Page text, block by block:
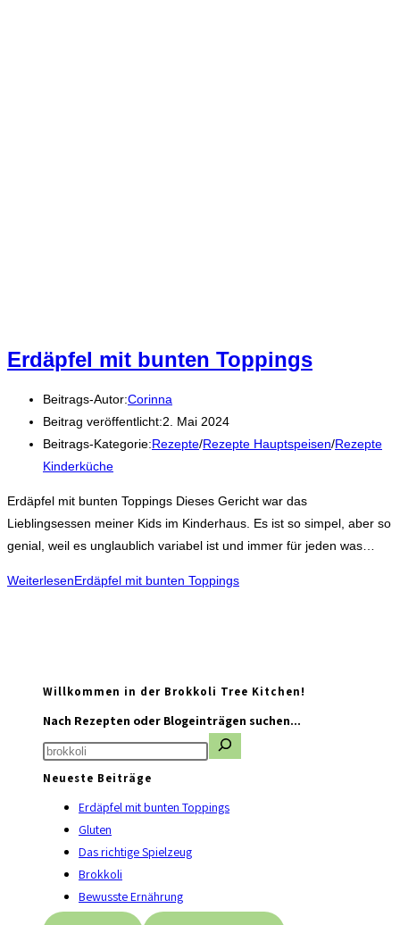
Erdäpfel mit bunten Toppings
Beitrags-Autor:Corinna
Beitrag veröffentlicht:2. Mai 2024
Beitrags-Kategorie:Rezepte/Rezepte Hauptspeisen/Rezepte
Kinderküche
Erdäpfel mit bunten Toppings Dieses Gericht war das
Lieblingsessen meiner Kids im Kinderhaus. Es ist so simpel, aber so
genial, weil es unglaublich variabel ist und immer für jeden was…
WeiterlesenErdäpfel mit bunten Toppings
Willkommen in der Brokkoli Tree Kitchen!
Nach Rezepten oder Blogeinträgen suchen...
Neueste Beiträge
Erdäpfel mit bunten Toppings
Gluten
Das richtige Spielzeug
Brokkoli
Bewusste Ernährung